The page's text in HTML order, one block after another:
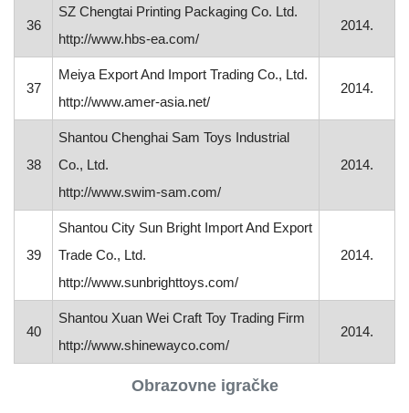
Obrazovne igračke
36
SZ Chengtai Printing Packaging Co. Ltd.
http://www.hbs-ea.com/
2014.
37
Meiya Export And Import Trading Co., Ltd.
http://www.amer-asia.net/
2014.
38
Shantou Chenghai Sam Toys Industrial
Co., Ltd.
http://www.swim-sam.com/
2014.
39
Shantou City Sun Bright Import And Export
Trade Co., Ltd.
http://www.sunbrighttoys.com/
2014.
40
Shantou Xuan Wei Craft Toy Trading Firm
http://www.shinewayco.com/
2014.